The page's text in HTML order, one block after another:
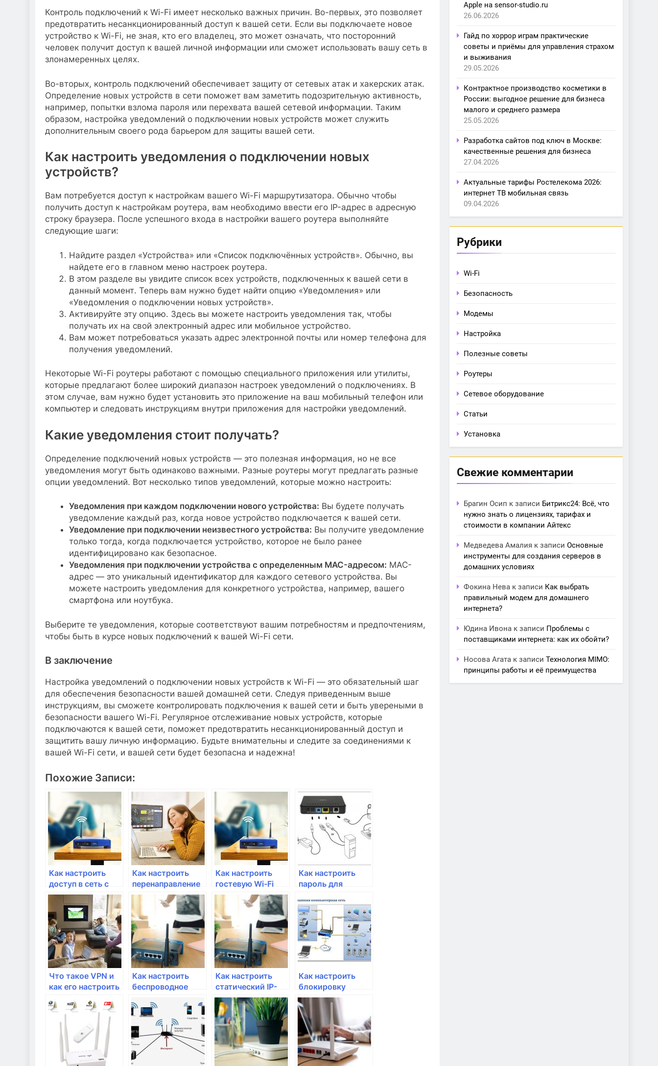
Контроль подключений к Wi-Fi имеет несколько важных причин. Во-первых, это позволяет
предотвратить несанкционированный доступ к вашей сети. Если вы подключаете новое
устройство к Wi-Fi, не зная, кто его владелец, это может означать, что посторонний
человек получит доступ к вашей личной информации или сможет использовать вашу сеть в
злонамеренных целях.
Во-вторых, контроль подключений обеспечивает защиту от сетевых атак и хакерских атак.
Определение новых устройств в сети поможет вам заметить подозрительную активность,
например, попытки взлома пароля или перехвата вашей сетевой информации. Таким
образом, настройка уведомлений о подключении новых устройств может служить
дополнительным своего рода барьером для защиты вашей сети.
Как настроить уведомления о подключении новых
устройств?
Вам потребуется доступ к настройкам вашего Wi-Fi маршрутизатора. Обычно чтобы
получить доступ к настройкам роутера, вам необходимо ввести его IP-адрес в адресную
строку браузера. После успешного входа в настройки вашего роутера выполняйте
следующие шаги:
Найдите раздел «Устройства» или «Список подключённых устройств». Обычно, вы
найдете его в главном меню настроек роутера.
В этом разделе вы увидите список всех устройств, подключенных к вашей сети в
данный момент. Теперь вам нужно будет найти опцию «Уведомления» или
«Уведомления о подключении новых устройств».
Активируйте эту опцию. Здесь вы можете настроить уведомления так, чтобы
получать их на свой электронный адрес или мобильное устройство.
Вам может потребоваться указать адрес электронной почты или номер телефона для
получения уведомлений.
Некоторые Wi-Fi роутеры работают с помощью специального приложения или утилиты,
которые предлагают более широкий диапазон настроек уведомлений о подключениях. В
этом случае, вам нужно будет установить это приложение на ваш мобильный телефон или
компьютер и следовать инструкциям внутри приложения для настройки уведомлений.
Какие уведомления стоит получать?
Определение подключений новых устройств — это полезная информация, но не все
уведомления могут быть одинаково важными. Разные роутеры могут предлагать разные
опции уведомлений. Вот несколько типов уведомлений, которые можно настроить:
Уведомления при каждом подключении нового устройства: Вы будете получать
уведомление каждый раз, когда новое устройство подключается к вашей сети.
Уведомление при подключении неизвестного устройства: Вы получите уведомление
только тогда, когда подключается устройство, которое не было ранее
идентифицировано как безопасное.
Уведомления при подключении устройства с определенным MAC-адресом: MAC-
адрес — это уникальный идентификатор для каждого сетевого устройства. Вы
можете настроить уведомления для конкретного устройства, например, вашего
смартфона или ноутбука.
Выберите те уведомления, которые соответствуют вашим потребностям и предпочтениям,
чтобы быть в курсе новых подключений к вашей Wi-Fi сети.
В заключение
Настройка уведомлений о подключении новых устройств к Wi-Fi — это обязательный шаг
для обеспечения безопасности вашей домашней сети. Следуя приведенным выше
инструкциям, вы сможете контролировать подключения к вашей сети и быть увереными в
безопасности вашего Wi-Fi. Регулярное отслеживание новых устройств, которые
подключаются к вашей сети, поможет предотвратить несанкционированный доступ и
защитить вашу личную информацию. Будьте внимательны и следите за соединениями к
вашей Wi-Fi сети, и вашей сети будет безопасна и надежна!
Похожие Записи:
Как настроить
доступ в сеть с
помощью мак-
фильтрации?
Как настроить
перенаправление
портов для
удаленного
доступа к
сетевым
устройствам?
Как настроить
гостевую Wi-Fi
сеть для
домашних гостей?
Как настроить
пароль для
сети?
Что такое VPN и
как его настроить
Как настроить
беспроводное
в домашней сети?
Как настроить
статический IP-
адрес на
маршрутизаторе?
Как настроить
блокировку
определенных
веб-сайтов на
роутере?
Apple на sensor-studio.ru
26.06.2026
Гайд по хоррор играм практические
советы и приёмы для управления страхом
и выживания
29.05.2026
Контрактное производство косметики в
России: выгодное решение для бизнеса
малого и среднего размера
25.05.2026
Разработка сайтов под ключ в Москве:
качественные решения для бизнеса
27.04.2026
Актуальные тарифы Ростелекома 2026:
интернет ТВ мобильная связь
09.04.2026
Рубрики
Wi-Fi
Безопасность
Модемы
Настройка
Полезные советы
Роутеры
Сетевое оборудование
Статьи
Установка
Свежие комментарии
Брагин Осип к записи Битрикс24: Всё, что
нужно знать о лицензиях, тарифах и
стоимости в компании Айтекс
Медведева Амалия к записи Основные
инструменты для создания серверов в
домашних условиях
Фокина Нева к записи Как выбрать
правильный модем для домашнего
интернета?
Юдина Ивона к записи Проблемы с
поставщиками интернета: как их обойти?
Носова Агата к записи Технология MIMO:
принципы работы и её преимущества